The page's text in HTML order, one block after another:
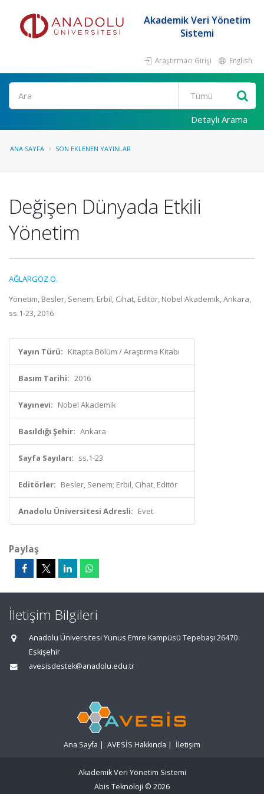
Akademik Veri Yönetim
Sistemi
Araştırmacı Girişi English
Ara
Detaylı Arama
ANA SAYFA SON EKLENEN YAYINLAR
Değişen Dünyada Etkili
Yönetim
AĞLARGÖZ O.
Yönetim, Besler, Senem; Erbil, Cihat, Editör, Nobel Akademik, Ankara,
ss.1-23, 2016
Yayın Türü: Kitapta Bölüm / Araştırma Kitabı
Basım Tarihi: 2016
Yayınevi: Nobel Akademik
Basıldığı Şehir: Ankara
Sayfa Sayıları: ss.1-23
Editörler: Besler, Senem; Erbil, Cihat, Editör
Anadolu Üniversitesi Adresli: Evet
Paylaş
İletişim Bilgileri
Anadolu Üniversitesi Yunus Emre Kampüsü Tepebaşı 26470
Eskişehir
avesisdestek@anadolu.edu.tr
Ana Sayfa | AVESİS Hakkında | İletişim
Akademik Veri Yönetim Sistemi
Abis Teknoloji © 2026